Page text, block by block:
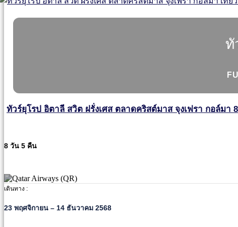
ทั
ทัวร์ยุโรป อิตาลี สวิต ฝรั่งเศส ตลาดคริสต์มาส จุงเฟรา กอล์มา
8 วัน 5 คืน
เดินทาง :
23 พฤศจิกายน – 14 ธันวาคม 2568